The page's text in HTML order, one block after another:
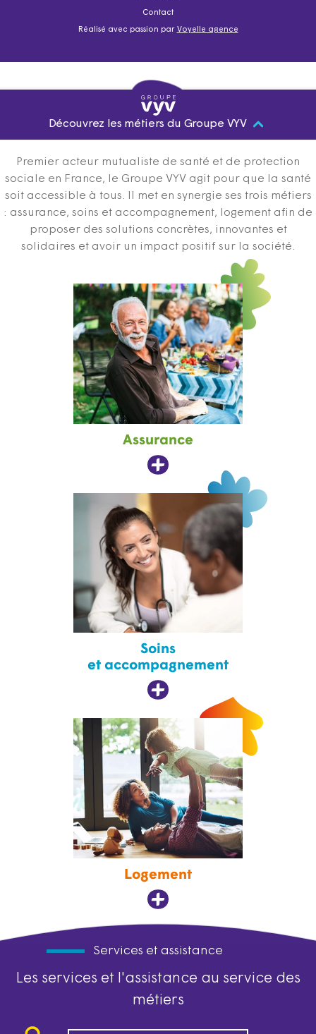
Contact
Réalisé avec passion par Voyelle agence
Découvrez les métiers du Groupe VYV
Premier acteur mutualiste de santé et de protection
sociale en France, le Groupe VYV agit pour que la santé
soit accessible à tous. Il met en synergie ses trois métiers
: assurance, soins et accompagnement, logement afin de
proposer des solutions concrètes, innovantes et
solidaires et avoir un impact positif sur la société.
Assurance
Soins
et accompagnement
Logement
Services et assistance
Les services et l'assistance au service des
métiers